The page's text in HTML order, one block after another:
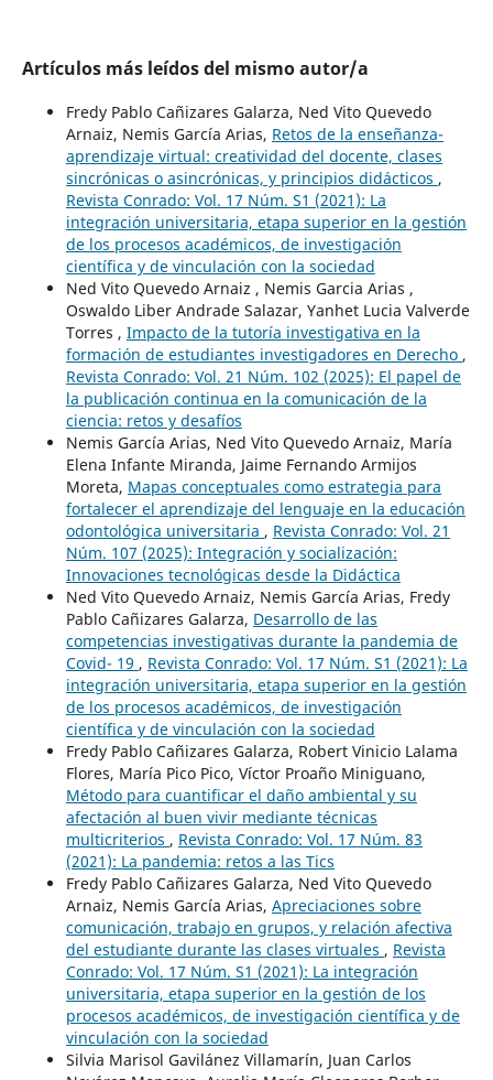
Artículos más leídos del mismo autor/a
Fredy Pablo Cañizares Galarza, Ned Vito Quevedo
Arnaiz, Nemis García Arias, Retos de la enseñanza-
aprendizaje virtual: creatividad del docente, clases
sincrónicas o asincrónicas, y principios didácticos ,
Revista Conrado: Vol. 17 Núm. S1 (2021): La
integración universitaria, etapa superior en la gestión
de los procesos académicos, de investigación
científica y de vinculación con la sociedad
Ned Vito Quevedo Arnaiz , Nemis Garcia Arias ,
Oswaldo Liber Andrade Salazar, Yanhet Lucia Valverde
Torres , Impacto de la tutoría investigativa en la
formación de estudiantes investigadores en Derecho ,
Revista Conrado: Vol. 21 Núm. 102 (2025): El papel de
la publicación continua en la comunicación de la
ciencia: retos y desafíos
Nemis García Arias, Ned Vito Quevedo Arnaiz, María
Elena Infante Miranda, Jaime Fernando Armijos
Moreta, Mapas conceptuales como estrategia para
fortalecer el aprendizaje del lenguaje en la educación
odontológica universitaria , Revista Conrado: Vol. 21
Núm. 107 (2025): Integración y socialización:
Innovaciones tecnológicas desde la Didáctica
Ned Vito Quevedo Arnaiz, Nemis García Arias, Fredy
Pablo Cañizares Galarza, Desarrollo de las
competencias investigativas durante la pandemia de
Covid- 19 , Revista Conrado: Vol. 17 Núm. S1 (2021): La
integración universitaria, etapa superior en la gestión
de los procesos académicos, de investigación
científica y de vinculación con la sociedad
Fredy Pablo Cañizares Galarza, Robert Vinicio Lalama
Flores, María Pico Pico, Víctor Proaño Miniguano,
Método para cuantificar el daño ambiental y su
afectación al buen vivir mediante técnicas
multicriterios , Revista Conrado: Vol. 17 Núm. 83
(2021): La pandemia: retos a las Tics
Fredy Pablo Cañizares Galarza, Ned Vito Quevedo
Arnaiz, Nemis García Arias, Apreciaciones sobre
comunicación, trabajo en grupos, y relación afectiva
del estudiante durante las clases virtuales , Revista
Conrado: Vol. 17 Núm. S1 (2021): La integración
universitaria, etapa superior en la gestión de los
procesos académicos, de investigación científica y de
vinculación con la sociedad
Silvia Marisol Gavilánez Villamarín, Juan Carlos